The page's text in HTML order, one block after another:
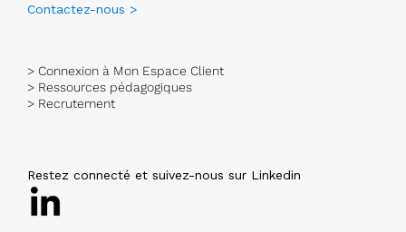
Contactez-nous >
> Connexion à Mon Espace Client
> Ressources pédagogiques
> Recrutement
Restez connecté et suivez-nous sur Linkedin